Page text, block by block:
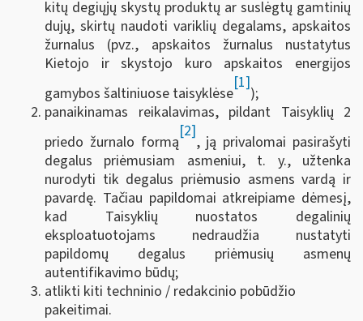
kitų degiųjų skystų produktų ar suslėgtų gamtinių
dujų, skirtų naudoti variklių degalams, apskaitos
žurnalus (pvz., apskaitos žurnalus nustatytus
Kietojo ir skystojo kuro apskaitos energijos
gamybos šaltiniuose taisyklėse
[1]
);
panaikinamas reikalavimas, pildant Taisyklių 2
priedo žurnalo formą
[2]
, ją privalomai pasirašyti
degalus priėmusiam asmeniui, t. y., užtenka
nurodyti tik degalus priėmusio asmens vardą ir
pavardę. Tačiau papildomai atkreipiame dėmesį,
kad Taisyklių nuostatos degalinių
eksploatuotojams nedraudžia nustatyti
papildomų degalus priėmusių asmenų
autentifikavimo būdų;
atlikti kiti techninio / redakcinio pobūdžio
pakeitimai.